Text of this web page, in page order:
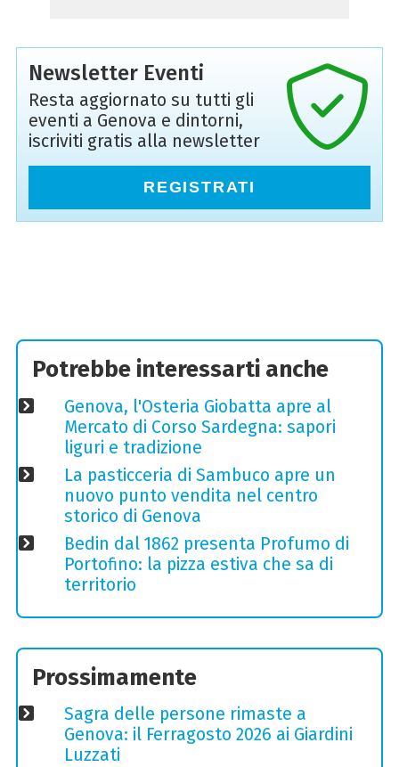
Newsletter Eventi
Resta aggiornato su tutti gli
eventi a Genova e dintorni,
iscriviti gratis alla newsletter
REGISTRATI
Potrebbe interessarti anche
Genova, l'Osteria Giobatta apre al
Mercato di Corso Sardegna: sapori
liguri e tradizione
La pasticceria di Sambuco apre un
nuovo punto vendita nel centro
storico di Genova
Bedin dal 1862 presenta Profumo di
Portofino: la pizza estiva che sa di
territorio
Prossimamente
Sagra delle persone rimaste a
Genova: il Ferragosto 2026 ai Giardini
Luzzati